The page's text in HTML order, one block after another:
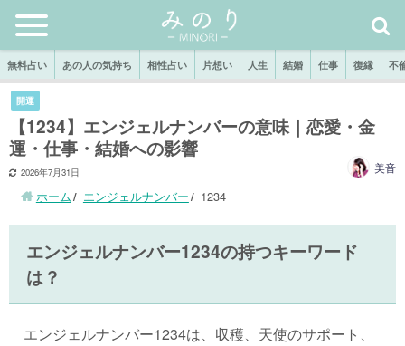
無料占い あの人の気持ち 相性占い 片想い 人生 結婚 仕事 復縁 不
開運
【1234】エンジェルナンバーの意味｜恋愛・金
運・仕事・結婚への影響
2026年7月31日 美音
ホーム エンジェルナンバー 1234
エンジェルナンバー1234の持つキーワード
は？
エンジェルナンバー1234は、収穫、天使のサポート、